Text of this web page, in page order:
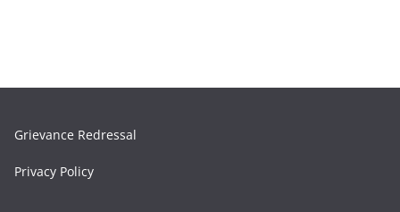
Grievance Redressal
Privacy Policy